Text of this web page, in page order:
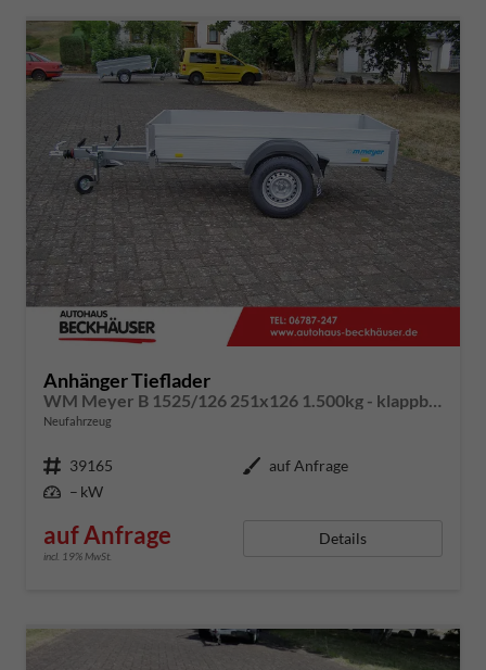
Anhänger Tieflader
WM Meyer B 1525/126 251x126 1.500kg - klappbare Vorderwand, 100km/h-Zulassung, Radstoßdämpfer
Neufahrzeug
Fahrzeugnummer 39165 Außenfarbe auf Anfrage
Leistung – kW
auf Anfrage
incl. 19% MwSt.
Details